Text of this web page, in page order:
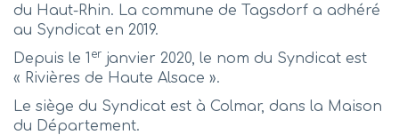
du Haut-Rhin. La commune de Tagsdorf a adhéré
au Syndicat en 2019.
Depuis le 1 er janvier 2020, le nom du Syndicat est
« Rivières de Haute Alsace ».
Le siège du Syndicat est à Colmar, dans la Maison
du Département.